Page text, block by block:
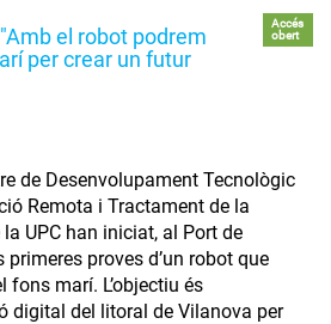
el robot podrem
per crear un futur
Accés
obert
de Desenvolupament Tecnològic
Remota i Tractament de la
UPC han iniciat, al Port de
proves d’un robot que
fons marí. L’objectiu és
digital del litoral de Vilanova per